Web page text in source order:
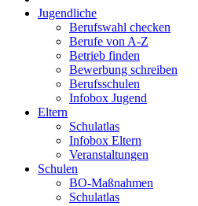
Main
navigation
Jugendliche
Berufswahl checken
Berufe von A-Z
Betrieb finden
Bewerbung schreiben
Berufsschulen
Infobox Jugend
Eltern
Schulatlas
Infobox Eltern
Veranstaltungen
Schulen
BO-Maßnahmen
Schulatlas